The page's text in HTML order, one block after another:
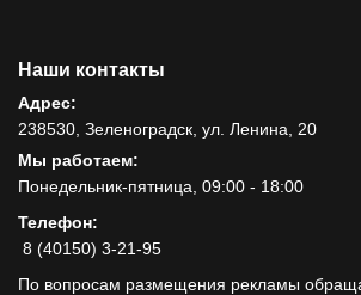
Наши контакты
Адрес:
238530, Зеленоградск, ул. Ленина, 20
Мы работаем:
Понедельник-пятница, 09:00 - 18:00
Телефон:
8 (40150) 3-21-95
По вопросам размещения рекламы